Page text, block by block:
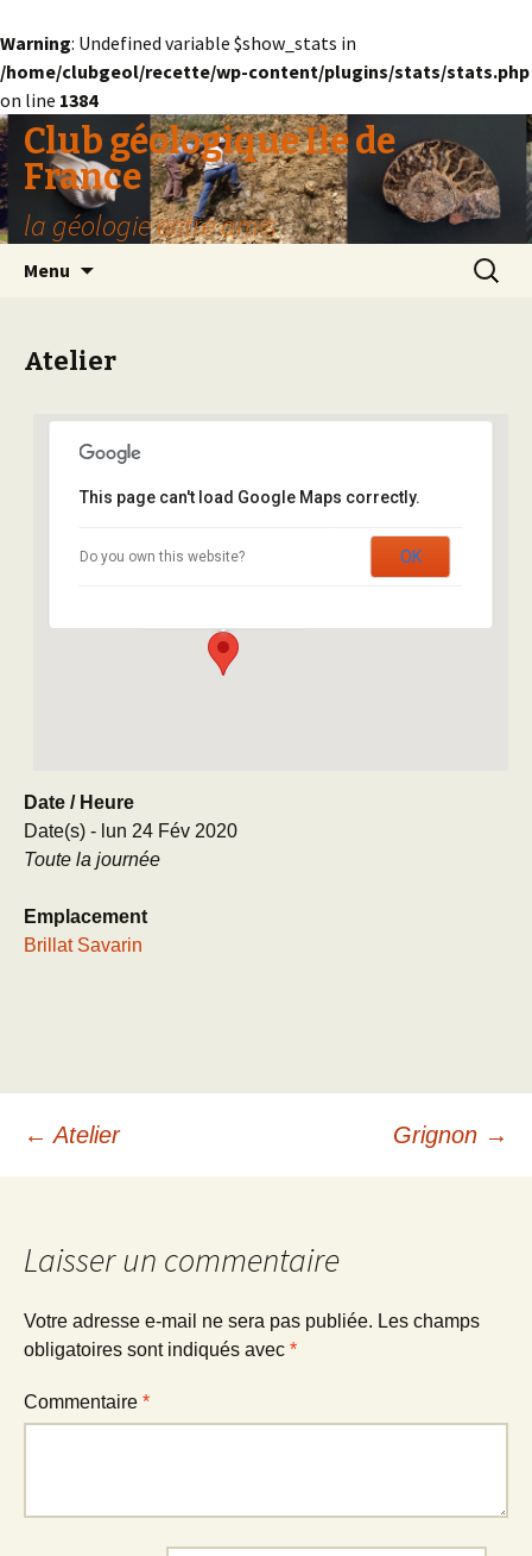
Warning: Undefined variable $show_stats in
/home/clubgeol/recette/wp-content/plugins/stats/stats.php
on line 1384
Club géologique Ile de
France
la géologie entre amis
Menu
Atelier
Brillat Savarin
This page can't load Google Maps correctly.
Do you own this website? OK
Date / Heure
Date(s) - lun 24 Fév 2020
Toute la journée
Emplacement
Brillat Savarin
Navigation
articles
← Atelier Grignon →
Laisser un commentaire
Votre adresse e-mail ne sera pas publiée. Les champs
obligatoires sont indiqués avec *
Commentaire *